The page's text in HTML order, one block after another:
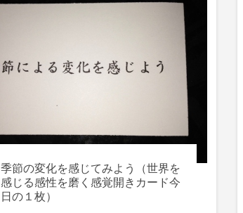
季節の変化を感じてみよう（世界を
感じる感性を磨く感覚開きカード今
日の１枚）